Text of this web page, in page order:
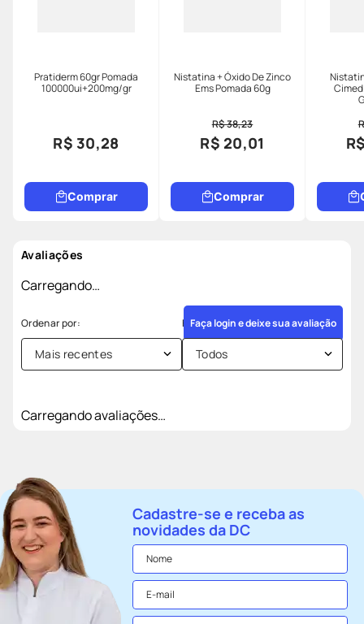
Pratiderm 60gr Pomada
100000ui+200mg/gr
R$ 30,28
Comprar
Nistatina + Óxido De Zinco
Ems Pomada 60g
R$ 38,23
R$ 20,01
Comprar
Avaliações
Carregando…
Faça login e deixe sua avaliação
Mais recentes Todos
Carregando avaliações…
Cadastre-se e receba as
novidades da DC